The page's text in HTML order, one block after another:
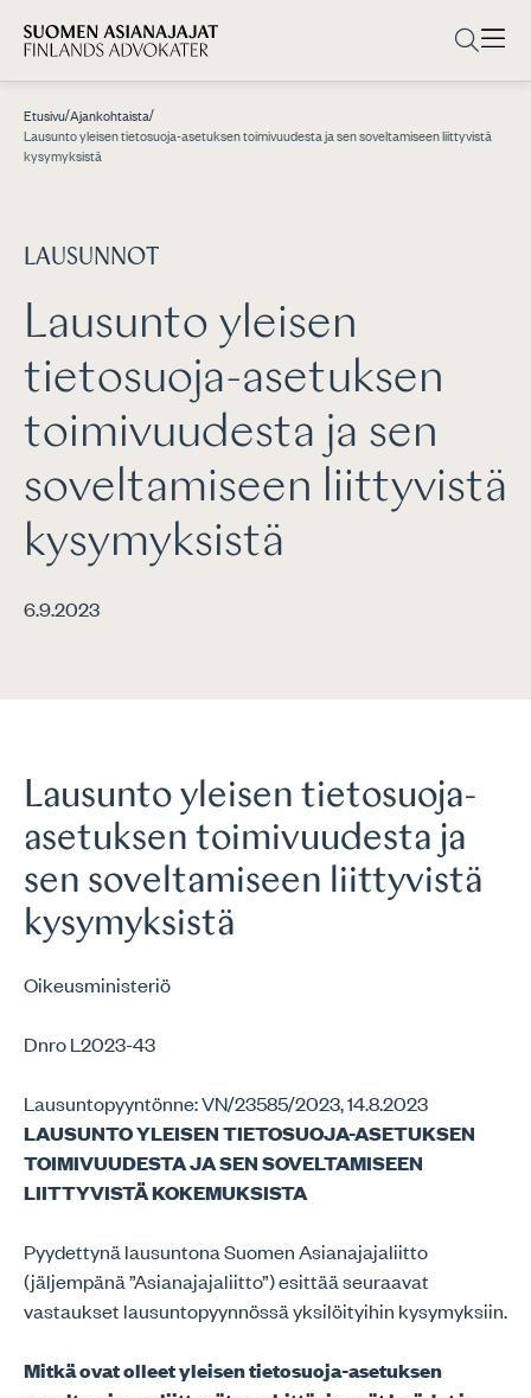
Etusivu/Ajankohtaista/
Lausunto yleisen tietosuoja-asetuksen toimivuudesta ja sen soveltamiseen liittyvistä
kysymyksistä
LAUSUNNOT
Lausunto yleisen
tietosuoja-asetuksen
toimivuudesta ja sen
soveltamiseen liittyvistä
kysymyksistä
6.9.2023
Lausunto yleisen tietosuoja-
asetuksen toimivuudesta ja
sen soveltamiseen liittyvistä
kysymyksistä
Oikeusministeriö
Dnro L2023-43
Lausuntopyyntönne: VN/23585/2023, 14.8.2023
LAUSUNTO YLEISEN TIETOSUOJA-ASETUKSEN
TOIMIVUUDESTA JA SEN SOVELTAMISEEN
LIITTYVISTÄ KOKEMUKSISTA
Pyydettynä lausuntona Suomen Asianajajaliitto
(jäljempänä ”Asianajajaliitto”) esittää seuraavat
vastaukset lausuntopyynnössä yksilöityihin kysymyksiin.
Mitkä ovat olleet yleisen tietosuoja-asetuksen